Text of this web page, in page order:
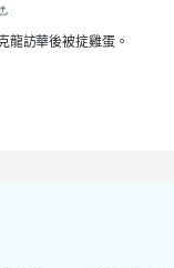
龍訪華後被掟雞蛋。